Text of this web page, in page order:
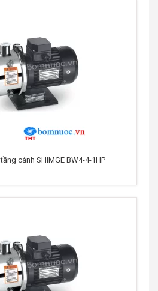
cánh SHIMGE BW4-4-1HP